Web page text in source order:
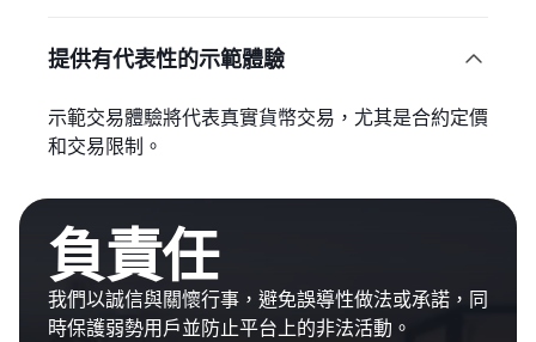
提供有代表性的示範體驗 
示範交易體驗將代表真實貨幣交易，尤其是合約定價
和交易限制。
負責任
我們以誠信與關懷行事，避免誤導性做法或承諾，同
時保護弱勢用戶並防止平台上的非法活動。